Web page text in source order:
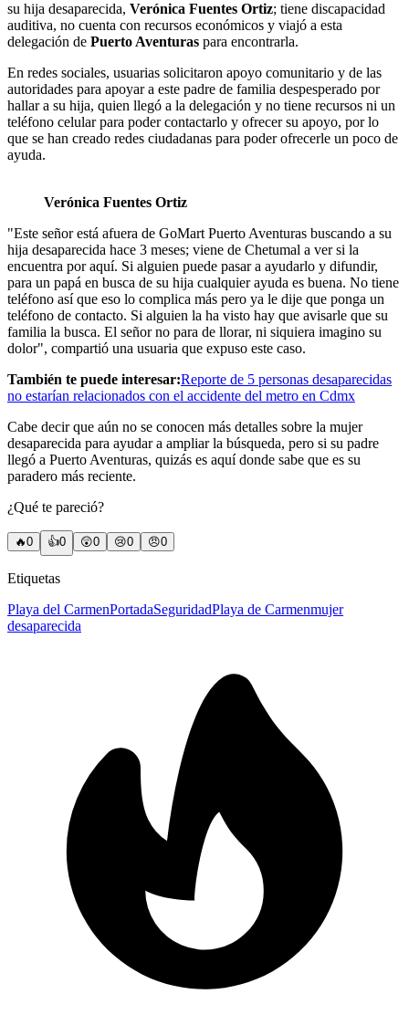
su hija desaparecida, Verónica Fuentes Ortiz; tiene discapacidad
auditiva, no cuenta con recursos económicos y viajó a esta
delegación de Puerto Aventuras para encontrarla.
En redes sociales, usuarias solicitaron apoyo comunitario y de las
autoridades para apoyar a este padre de familia despesperado por
hallar a su hija, quien llegó a la delegación y no tiene recursos ni un
teléfono celular para poder contactarlo y ofrecer su apoyo, por lo
que se han creado redes ciudadanas para poder ofrecerle un poco de
ayuda.
Verónica Fuentes Ortiz
"Este señor está afuera de GoMart Puerto Aventuras buscando a su
hija desaparecida hace 3 meses; viene de Chetumal a ver si la
encuentra por aquí. Si alguien puede pasar a ayudarlo y difundir,
para un papá en busca de su hija cualquier ayuda es buena. No tiene
teléfono así que eso lo complica más pero ya le dije que ponga un
teléfono de contacto. Si alguien la ha visto hay que avisarle que su
familia la busca. El señor no para de llorar, ni siquiera imagino su
dolor", compartió una usuaria que expuso este caso.
También te puede interesar:Reporte de 5 personas desaparecidas
no estarían relacionados con el accidente del metro en Cdmx
Cabe decir que aún no se conocen más detalles sobre la mujer
desaparecida para ayudar a ampliar la búsqueda, pero si su padre
llegó a Puerto Aventuras, quizás es aquí donde sabe que es su
paradero más reciente.
¿Qué te pareció?
🔥0 👍0 😲0 😢0 😠0
Etiquetas
Playa del CarmenPortadaSeguridadPlaya de Carmenmujer
desaparecida